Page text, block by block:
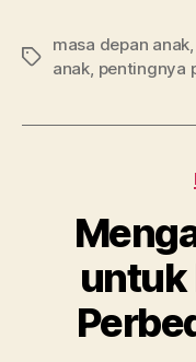
Tags
masa depan anak
anak pentingnya
untuk